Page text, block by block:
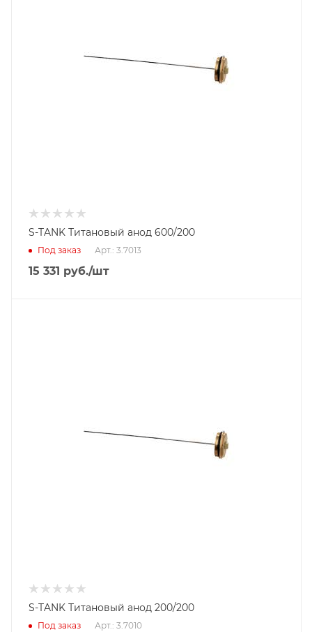
S-TANK Титановый анод 600/200
Под заказ Арт.: 3.7013
15 331 руб./шт
S-TANK Титановый анод 200/200
Под заказ Арт.: 3.7010